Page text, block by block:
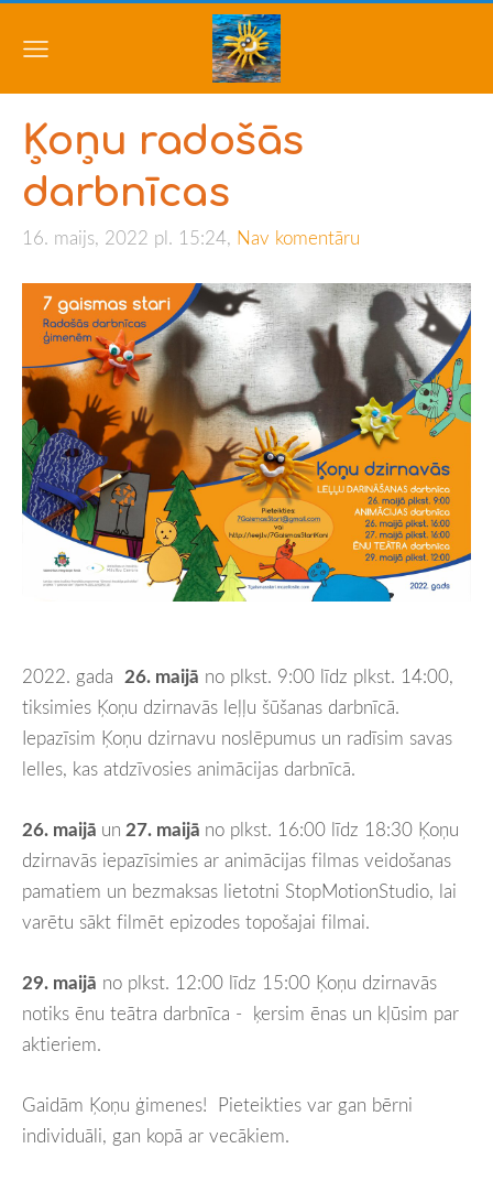
Ķoņu radošās
darbnīcas
16. maijs, 2022 pl. 15:24, Nav komentāru
2022. gada 26. maijā no plkst. 9:00 līdz plkst. 14:00,
tiksimies Ķoņu dzirnavās leļļu šūšanas darbnīcā.
Iepazīsim Ķoņu dzirnavu noslēpumus un radīsim savas
lelles, kas atdzīvosies animācijas darbnīcā.
26. maijā un 27. maijā no plkst. 16:00 līdz 18:30 Ķoņu
dzirnavās iepazīsimies ar animācijas filmas veidošanas
pamatiem un bezmaksas lietotni StopMotionStudio, lai
varētu sākt filmēt epizodes topošajai filmai.
29. maijā no plkst. 12:00 līdz 15:00 Ķoņu dzirnavās
notiks ēnu teātra darbnīca - ķersim ēnas un kļūsim par
aktieriem.
Gaidām Ķoņu ģimenes! Pieteikties var gan bērni
individuāli, gan kopā ar vecākiem.